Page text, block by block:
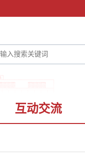
互动交流